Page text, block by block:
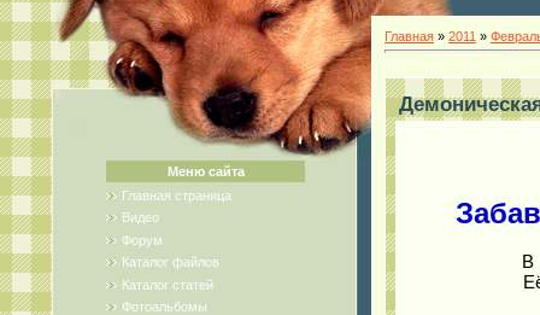
Меню сайта
Главная страница
Видео
Форум
Каталог файлов
Каталог статей
Фотоальбомы
Главная » 2011 »
В